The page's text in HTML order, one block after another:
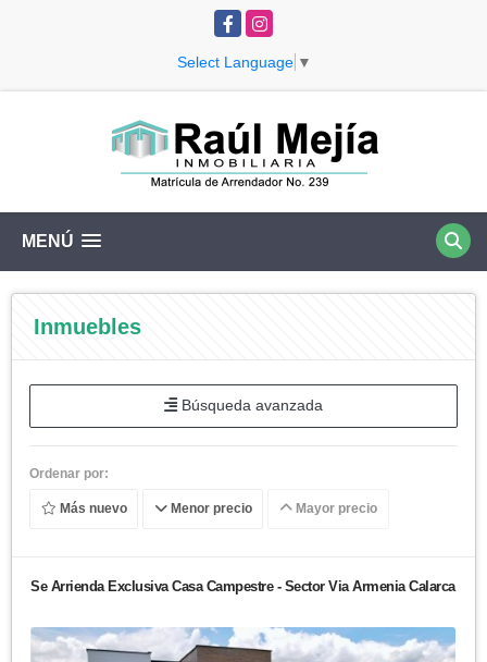
FacebookInstagram
Select Language ▼
MENÚ
Inmuebles
Búsqueda avanzada
Ordenar por:
Más nuevo Menor precio Mayor precio
Se Arrienda Exclusiva Casa Campestre - Sector Via Armenia Calarca